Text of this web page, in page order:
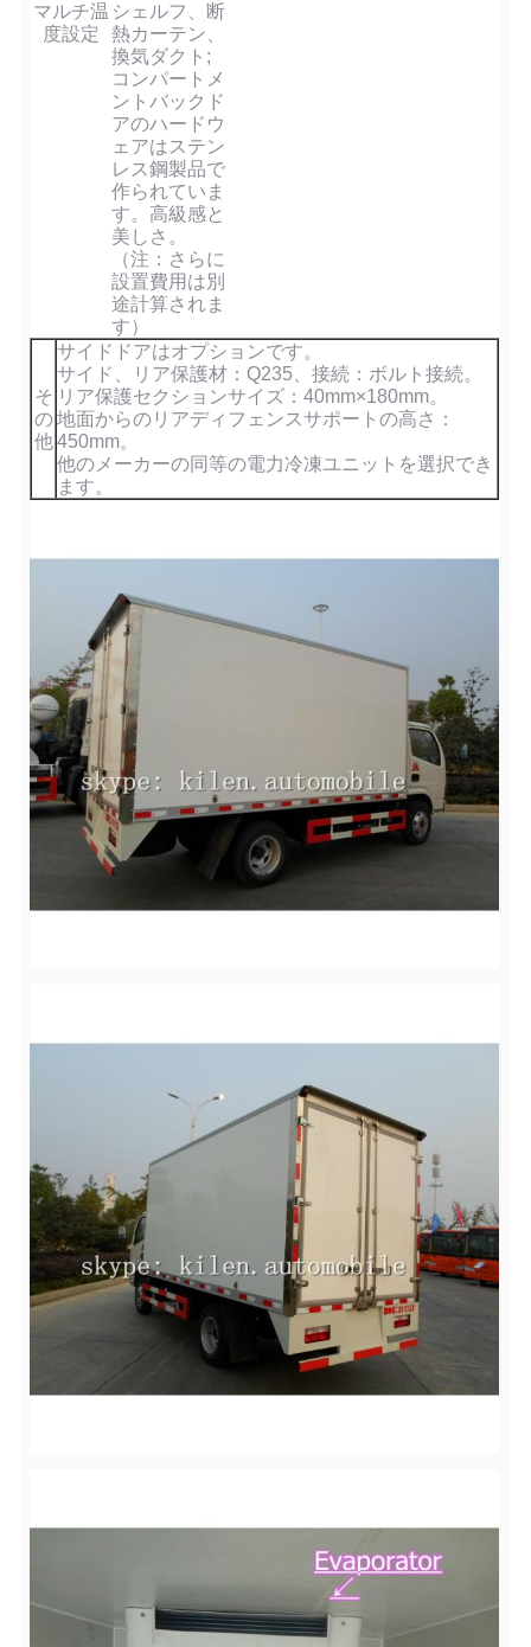
マルチ温
度設定
シェルフ、断
熱カーテン、
換気ダクト;
コンパートメ
ントバックド
アのハードウ
ェアはステン
レス鋼製品で
作られていま
す。高級感と
美しさ。
（注：さらに
設置費用は別
途計算されま
す）
そ
の
他
サイドドアはオプションです。
サイド、リア保護材：Q235、接続：ボルト接続。
リア保護セクションサイズ：40mm×180mm。
地面からのリアディフェンスサポートの高さ：
450mm。
他のメーカーの同等の電力冷凍ユニットを選択でき
ます。